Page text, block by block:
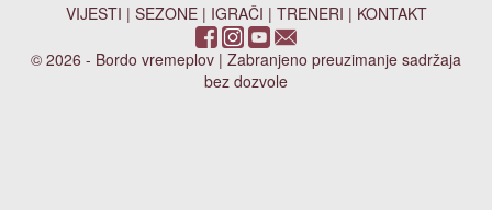
VIJESTI | SEZONE| IGRAČI | TRENERI | KONTAKT
© 2026 - Bordo vremeplov | Zabranjeno preuzimanje sadržaja
bez dozvole